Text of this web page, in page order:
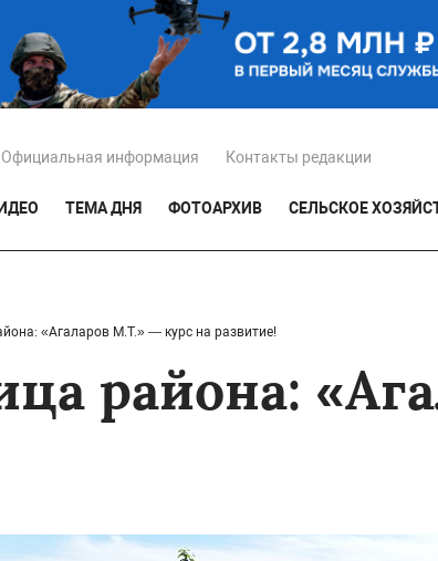
Официальная информация Контакты редакции
ТЕМА ДНЯ ФОТОАРХИВ СЕЛЬСКОЕ
«Агаларов М.Т.» — курс на развитие!
района: